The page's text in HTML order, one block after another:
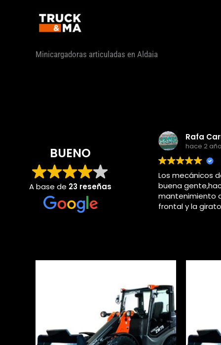
Minicargadoras articuladas en Aldaia
BUENO
A base de 23 reseñas
hace 2
Los mecánicos
buena
mantenimiento
frontal y la